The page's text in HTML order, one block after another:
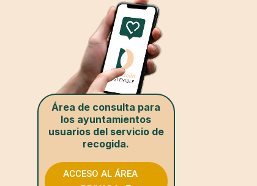
Área de consulta para
los ayuntamientos
usuarios del servicio de
recogida.
ACCESO AL ÁREA